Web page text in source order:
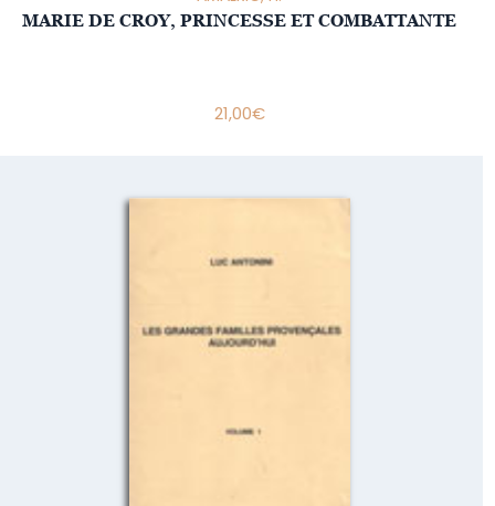
MARIE DE CROY, PRINCESSE ET COMBATTANTE
21,00€